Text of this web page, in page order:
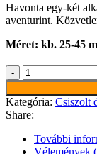
Havonta egy-két
aventurint.
Méret: kb. 25-45
Avanturin
mennyiség
Kategória: Csiszolt
Share:
További
Vélemények